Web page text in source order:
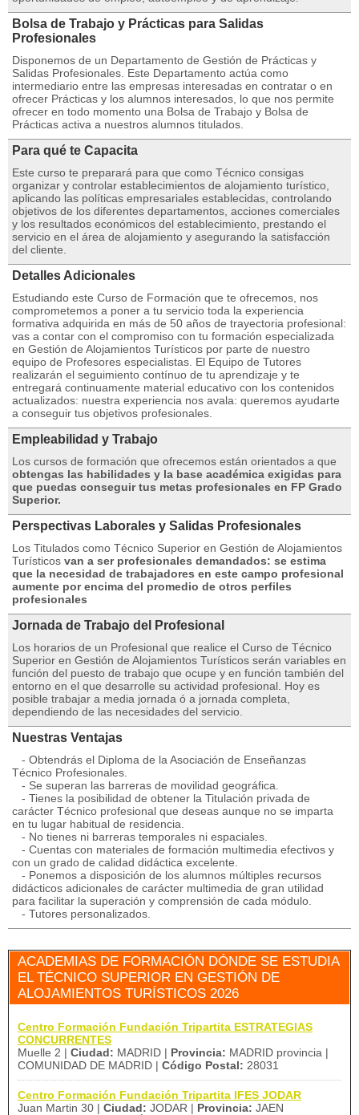
Bolsa de Trabajo y Prácticas para Salidas
Profesionales
Disponemos de un Departamento de Gestión de Prácticas y
Salidas Profesionales. Este Departamento actúa como
intermediario entre las empresas interesadas en contratar o en
ofrecer Prácticas y los alumnos interesados, lo que nos permite
ofrecer en todo momento una Bolsa de Trabajo y Bolsa de
Prácticas activa a nuestros alumnos titulados.
Para qué te Capacita
Este curso te preparará para que como Técnico consigas
organizar y controlar establecimientos de alojamiento turístico,
aplicando las políticas empresariales establecidas, controlando
objetivos de los diferentes departamentos, acciones comerciales
y los resultados económicos del establecimiento, prestando el
servicio en el área de alojamiento y asegurando la satisfacción
del cliente.
Detalles Adicionales
Estudiando este Curso de Formación que te ofrecemos, nos
comprometemos a poner a tu servicio toda la experiencia
formativa adquirida en más de 50 años de trayectoria profesional:
vas a contar con el compromiso con tu formación especializada
en Gestión de Alojamientos Turísticos por parte de nuestro
equipo de Profesores especialistas. El Equipo de Tutores
realizarán el seguimiento contínuo de tu aprendizaje y te
entregará continuamente material educativo con los contenidos
actualizados: nuestra experiencia nos avala: queremos ayudarte
a conseguir tus objetivos profesionales.
Empleabilidad y Trabajo
Los cursos de formación que ofrecemos están orientados a que
obtengas las habilidades y la base académica exigidas para
que puedas conseguir tus metas profesionales en FP Grado
Superior.
Perspectivas Laborales y Salidas Profesionales
Los Titulados como Técnico Superior en Gestión de Alojamientos
Turísticos van a ser profesionales demandados: se estima
que la necesidad de trabajadores en este campo profesional
aumente por encima del promedio de otros perfiles
profesionales
Jornada de Trabajo del Profesional
Los horarios de un Profesional que realice el Curso de Técnico
Superior en Gestión de Alojamientos Turísticos serán variables en
función del puesto de trabajo que ocupe y en función también del
entorno en el que desarrolle su actividad profesional. Hoy es
posible trabajar a media jornada ó a jornada completa,
dependiendo de las necesidades del servicio.
Nuestras Ventajas
- Obtendrás el Diploma de la Asociación de Enseñanzas
Técnico Profesionales.
- Se superan las barreras de movilidad geográfica.
- Tienes la posibilidad de obtener la Titulación privada de
carácter Técnico profesional que deseas aunque no se imparta
en tu lugar habitual de residencia.
- No tienes ni barreras temporales ni espaciales.
- Cuentas con materiales de formación multimedia efectivos y
con un grado de calidad didáctica excelente.
- Ponemos a disposición de los alumnos múltiples recursos
didácticos adicionales de carácter multimedia de gran utilidad
para facilitar la superación y comprensión de cada módulo.
- Tutores personalizados.
ACADEMIAS DE FORMACIÓN DÓNDE SE ESTUDIA
EL TÉCNICO SUPERIOR EN GESTIÓN DE
ALOJAMIENTOS TURÍSTICOS 2026
Centro Formación Fundación Tripartita ESTRATEGIAS
CONCURRENTES
Muelle 2 | Ciudad: MADRID | Provincia: MADRID provincia |
COMUNIDAD DE MADRID | Código Postal: 28031
Centro Formación Fundación Tripartita IFES JODAR
Juan Martin 30 | Ciudad: JODAR | Provincia: JAEN